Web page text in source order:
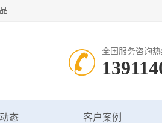
专业配送水暖器材、光源灯具、五金交电等维修物资，飞利浦，佛山照明，世达，博世，九牧，特陶等各产品涉及国内外知名品牌。公司专注与物业、学校、酒店、工厂等单位合作，提供一站式配送服务，降低客户综合成本。依托电子商务改变传统模式，以专业的团队为客户提供24H物资配送到达，货到月结、统一开票，便捷退换等服务，提高了企业的运营效率。
全国服务咨询热
态 客户案例